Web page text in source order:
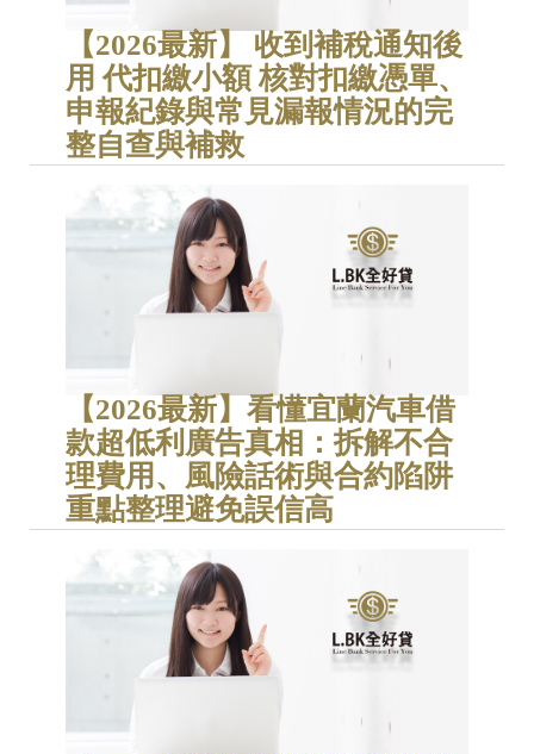
【2026最新】 收到補稅通知後
用 代扣繳小額 核對扣繳憑單、
申報紀錄與常見漏報情況的完
整自查與補救
【2026最新】看懂宜蘭汽車借
款超低利廣告真相：拆解不合
理費用、風險話術與合約陷阱
重點整理避免誤信高